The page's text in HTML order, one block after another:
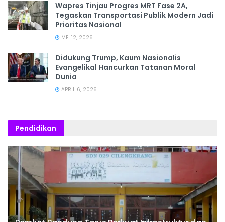
Wapres Tinjau Progres MRT Fase 2A,
Tegaskan Transportasi Publik Modern Jadi
Prioritas Nasional
MEI 12, 2026
Didukung Trump, Kaum Nasionalis
Evangelikal Hancurkan Tatanan Moral
Dunia
APRIL 6, 2026
Pendidikan